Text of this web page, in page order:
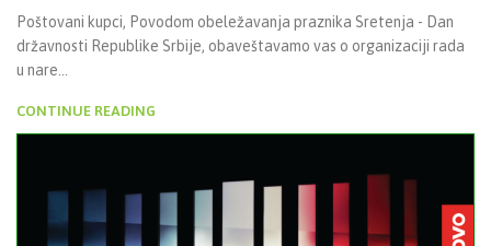
Poštovani kupci, Povodom obeležavanja praznika Sretenja - Dan
državnosti Republike Srbije, obaveštavamo vas o organizaciji rada
u nare...
CONTINUE READING